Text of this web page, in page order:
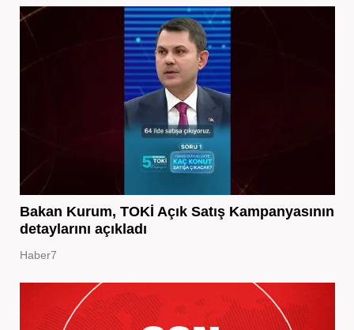
Bakan Kurum, TOKİ Açık Satış Kampanyasının
detaylarını açıkladı
Haber7